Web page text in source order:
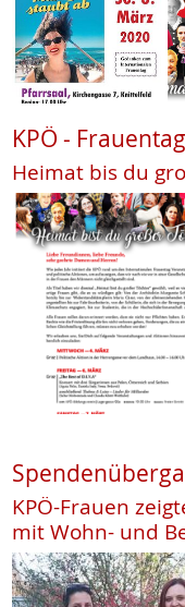
KPÖ -
Heimat bis du
KPÖ-Frauen
mit Wohn- und